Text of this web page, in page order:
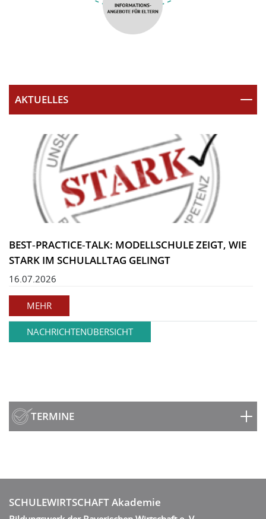
AKTUELLES
BEST‑PRACTICE‑TALK: MODELLSCHULE ZEIGT, WIE
STARK IM SCHULALLTAG GELINGT
16.07.2026
MEHR
NACHRICHTENÜBERSICHT
TERMINE
SCHULEWIRTSCHAFT Akademie